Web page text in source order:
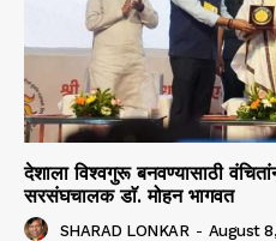
देशाला विश्वगुरू बनवण्यासाठी
सरसंघचालक डाॅ. मोहन भागवत
SHARAD LONKAR - August